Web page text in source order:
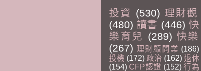
投資 (530) 理財觀
(480) 讀書 (446) 快
樂育兒
(289) 快樂
(267) 理財顧問業 (186)
投機 (172) 政治 (162) 退休
(154) CFP認證 (152) 行為